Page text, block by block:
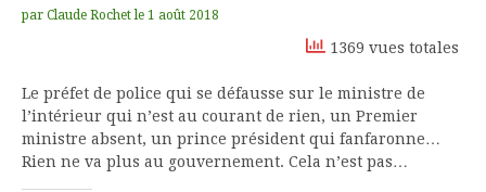
par Claude Rochet le 1 août 2018
1369 vues totales
Le préfet de police qui se défausse sur le ministre de
l’intérieur qui n’est au courant de rien, un Premier
ministre absent, un prince président qui fanfaronne…
Rien ne va plus au gouvernement. Cela n’est pas…